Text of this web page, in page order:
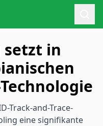
setzt in
Track-and-Trace-
eine signifikante